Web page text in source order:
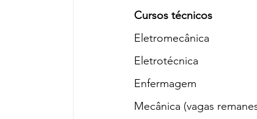
Cursos técnicos
Eletromecânica
Eletrotécnica
Enfermagem
Mecânica (vagas